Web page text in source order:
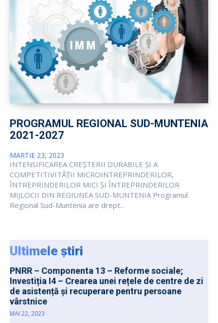
PROGRAMUL REGIONAL SUD-MUNTENIA
2021-2027
MARTIE 23, 2023
INTENSIFICAREA CREȘTERII DURABILE ȘI A
COMPETITIVITĂȚII MICROINTREPRINDERILOR,
ÎNTREPRINDERILOR MICI ȘI ÎNTREPRINDERILOR
MIJLOCII DIN REGIUNEA SUD-MUNTENIA Programul
Regional Sud-Muntenia are drept...
Ultimele știri
PNRR – Componenta 13 – Reforme sociale;
Investiția I4 – Crearea unei rețele de centre de zi
de asistență și recuperare pentru persoane
vârstnice
MAI 22, 2023